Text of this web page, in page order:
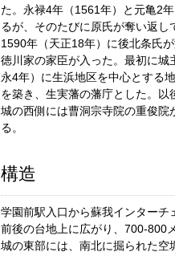
た。永禄4年（1561年）と元亀2
るが、そのたびに原氏が奪い返し
1590年（天正18年）に後北条氏
徳川家の家臣が入った。最初に
永4年）に生浜地区を中心とする
を築き、生実藩の藩庁とした。以
城の西側には曹洞宗寺院の重俊
る。
構造
学園前駅入口から蘇我インター
前後の台地上に広がり、700-800
城の東部には、南北に掘られた